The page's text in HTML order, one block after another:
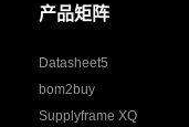
产品矩阵
Datasheet5
bom2buy
Supplyframe XQ